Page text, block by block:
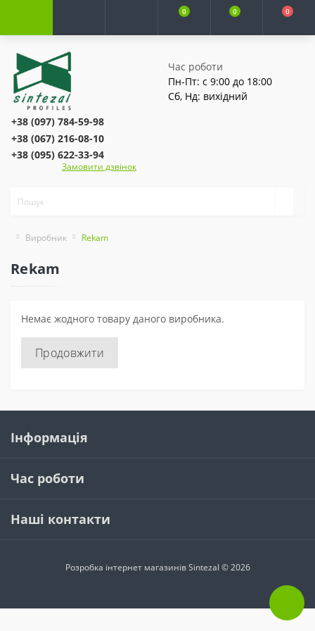
0 0 0
Час роботи
Пн-Пт: с 9:00 до 18:00
Сб, Нд: вихідний
+38 (097) 784-59-98
+38 (067) 216-08-10
+38 (095) 622-33-94
Замовити дзвінок
Виробник Rekam
Rekam
Немає жодного товару даного виробника.
Продовжити
Інформація
Час роботи
Наші контакти
Розробка інтернет магазинівSintezal © 2026